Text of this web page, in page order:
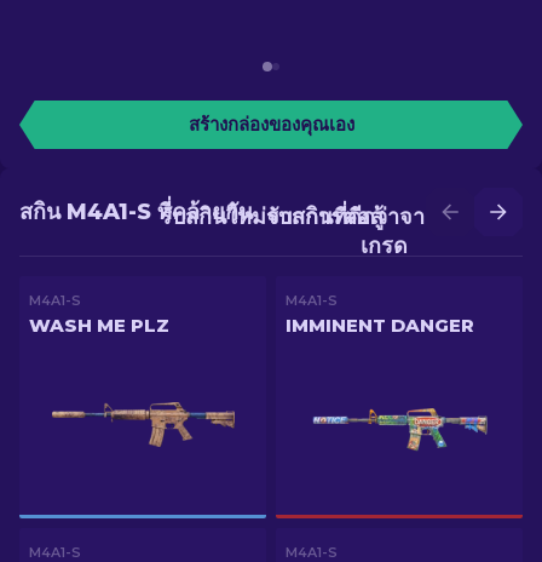
สร้างกล่องของคุณเอง
รับสกินที่ดีกว่าจากการอัป
เกรด
รับสกินใหม่จากการต่อสู้
สกิน M4A1-S ที่คล้ายกัน
M4A1-S
WASH ME PLZ
M4A1-S
IMMINENT DANGER
M4A1-S M4A1-S